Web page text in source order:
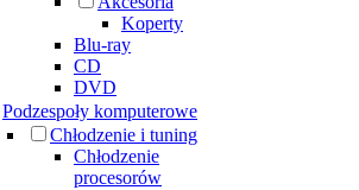
Koperty
Blu-ray
CD
DVD
Podzespoły komputerowe
Chłodzenie i tuning
Chłodzenie
procesorów